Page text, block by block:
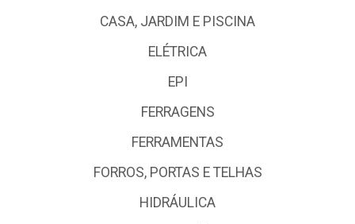
CASA, JARDIM E PISCINA
ELÉTRICA
EPI
FERRAGENS
FERRAMENTAS
FORROS, PORTAS E TELHAS
HIDRÁULICA